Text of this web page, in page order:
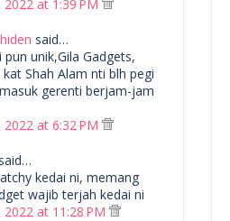
at 1:39 PM
said…
unik,Gila Gadgets,
Shah Alam nti blh pegi
gerenti berjam-jam
at 6:32 PM
said…
kedai ni, memang
wajib terjah kedai ni
at 11:28 PM